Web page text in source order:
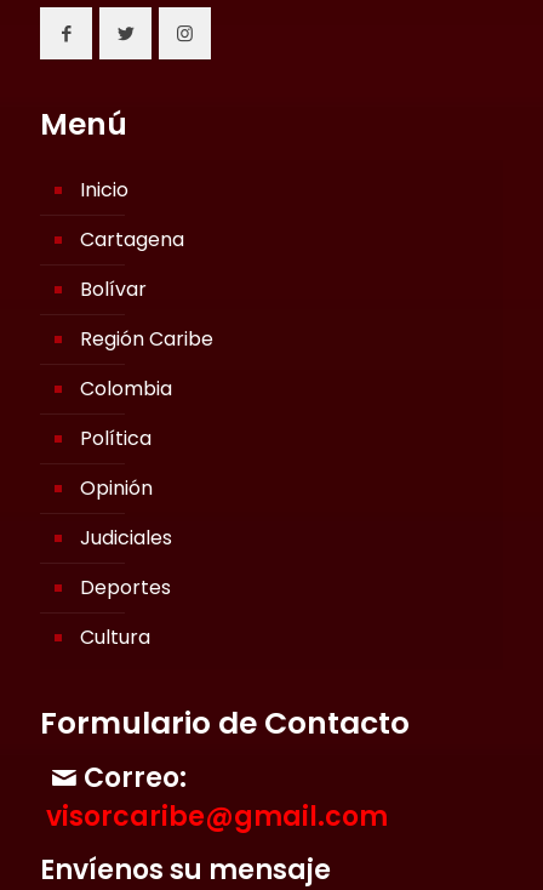
Menú
Inicio
Cartagena
Bolívar
Región Caribe
Colombia
Política
Opinión
Judiciales
Deportes
Cultura
Formulario de Contacto
Correo:
visorcaribe@gmail.com
Envíenos su mensaje